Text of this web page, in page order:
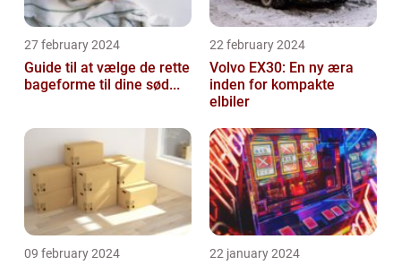
27 february 2024
Guide til at vælge de rette
bageforme til dine sød...
22 february 2024
Volvo EX30: En ny æra
inden for kompakte
elbiler
09 february 2024 22 january 2024